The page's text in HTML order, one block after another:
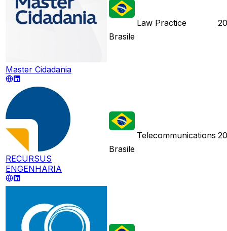
Master Cidadania
Brasile
Law Practice 20
RECURSUS
ENGENHARIA
Brasile
Telecommunications